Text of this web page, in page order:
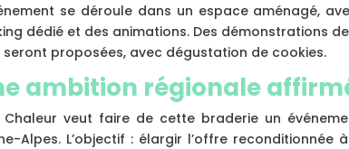
se déroule dans un espace aménagé,
dédié et des animations. Des démonstrations
seront proposées, avec dégustation de cookies.
ambition régionale
Chaleur veut faire de cette braderie un
Alpes. L’objectif : élargir l’offre reconditionnée